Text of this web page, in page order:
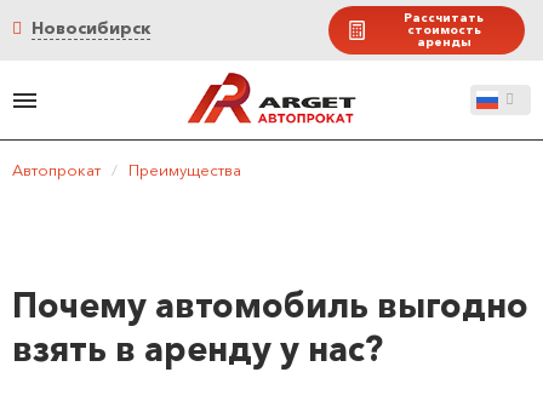
Новосибирск Рассчитать
стоимость
аренды
Автопрокат / Преимущества
Почему автомобиль выгодно
взять в аренду у нас?